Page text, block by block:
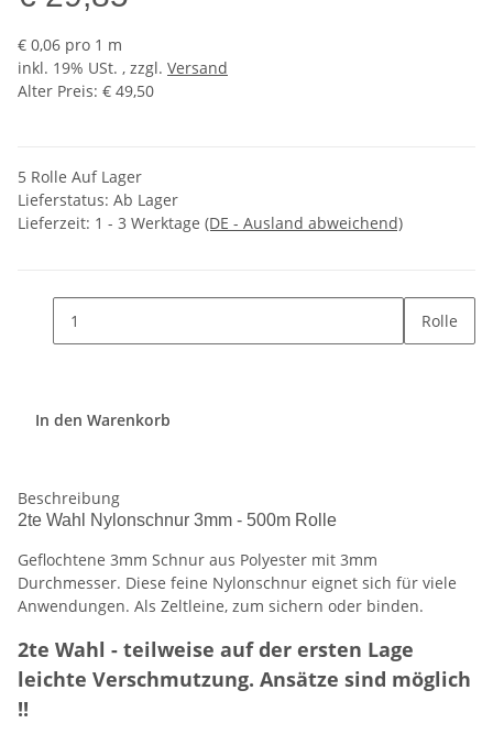
€ 0,06 pro 1 m
inkl. 19% USt. , zzgl. Versand
Alter Preis: € 49,50
5 Rolle Auf Lager
Lieferstatus: Ab Lager
Lieferzeit: 1 - 3 Werktage (DE - Ausland abweichend)
Rolle
In den Warenkorb
Beschreibung
2te Wahl Nylonschnur 3mm - 500m Rolle
Geflochtene 3mm Schnur aus Polyester mit 3mm
Durchmesser. Diese feine Nylonschnur eignet sich für viele
Anwendungen. Als Zeltleine, zum sichern oder binden.
2te Wahl - teilweise auf der ersten Lage
leichte Verschmutzung. Ansätze sind möglich
!!